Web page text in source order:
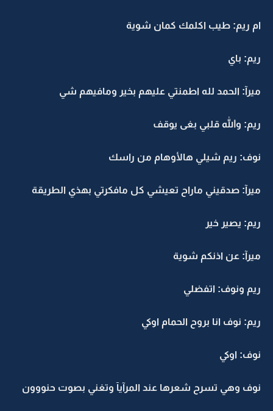
ام ريم: طيب اكلمك كمان شوية
ريم: باي
ميرآ: الحمد لله اطمنتي عليهم بخير ومافيهم شي
ريم: والله قلبي بغى يوقف
نوف: ريم شيلي هالأوهام من راسك
ميرآ: صدقيني ماراح تعيشي كل مافكرتي بهذي الطريقة
ريم: يصير خير
ميرآ: عن اذنكم شوية
ريم ونوف: اتفضلي
ريم: نوف انا بروح الحمام اوكي
نوف: اوكي
نوف وهي تسرح شعرها عند المرآيآ وتغني بصوت حنووون